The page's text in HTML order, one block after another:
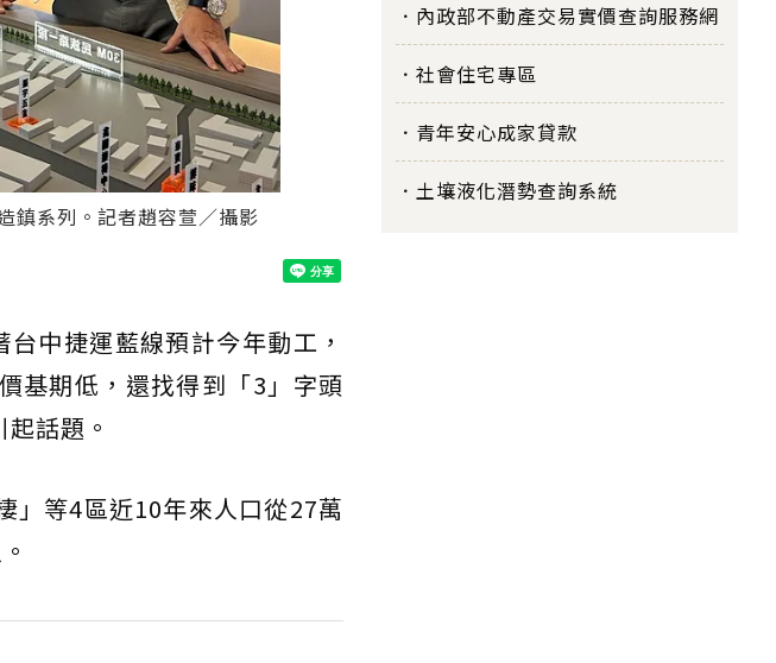
鎮系列。記者趙容萱／攝影
中捷運藍線預計今年動工，
基期低，還找得到「3」字頭
話題。
」等4區近10年來人口從27萬
內政部不動產交易實價查詢服務網
社會住宅專區
青年安心成家貸款
土壤液化潛勢查詢系統